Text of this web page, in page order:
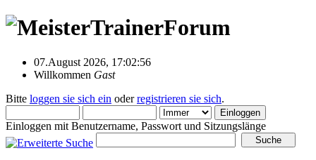
07.August 2026, 17:02:56
Willkommen Gast
Bitte loggen sie sich ein oderregistrieren sie sich.
Einloggen mit Benutzername, Passwort und Sitzungslänge